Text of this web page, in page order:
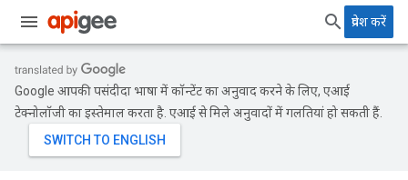
प्रवेश करें
Google आपकी पसंदीदा भाषा में कॉन्टेंट का अनुवाद करने के लिए, एआई
टेक्नोलॉजी का इस्तेमाल करता है. एआई से मिले अनुवादों में गलतियां हो सकती हैं.